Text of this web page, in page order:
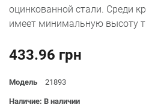
оцинкованной стали. Среди
имеет минимальную высоту
433.96 грн
Модель 21893
Наличие: В наличии